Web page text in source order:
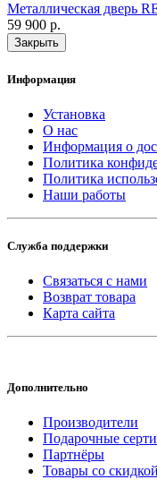
Металлическая дверь
59 900 р.
Закрыть
Информация
Установка
О нас
Информация о
Политика
Политика
Наши работы
Служба поддержки
Связаться с нами
Возврат товара
Карта сайта
Дополнительно
Производители
Подарочные
Партнёры
Товары со скидкой